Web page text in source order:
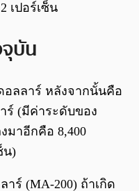
เปอร์เซ็น
บัน
อลลาร์ หลังจากนั้นคือ
ร์ (มีค่าระดับของ
มาอีกคือ 8,400
น)
ร์ (MA-200) ถ้าเกิด